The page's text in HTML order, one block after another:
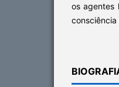
os agentes